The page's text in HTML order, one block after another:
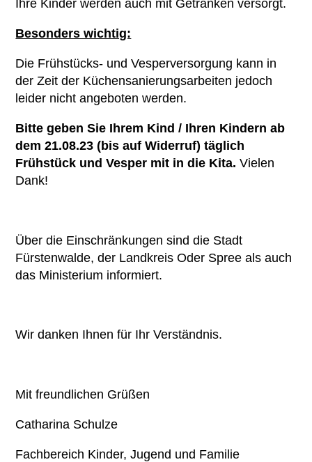
Ihre Kinder werden auch mit Getränken versorgt.
Besonders wichtig:
Die Frühstücks- und Vesperversorgung kann in
der Zeit der Küchensanierungsarbeiten jedoch
leider nicht angeboten werden.
Bitte geben Sie Ihrem Kind / Ihren Kindern ab
dem 21.08.23 (bis auf Widerruf) täglich
Frühstück und Vesper mit in die Kita. Vielen
Dank!
Über die Einschränkungen sind die Stadt
Fürstenwalde, der Landkreis Oder Spree als auch
das Ministerium informiert.
Wir danken Ihnen für Ihr Verständnis.
Mit freundlichen Grüßen
Catharina Schulze
Fachbereich Kinder, Jugend und Familie